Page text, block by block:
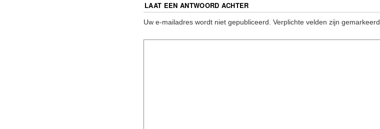
LAAT EEN ANTWOORD ACHTER
Uw e-mailadres wordt niet gepubliceerd. Verplichte velden zijn gemarkeerd